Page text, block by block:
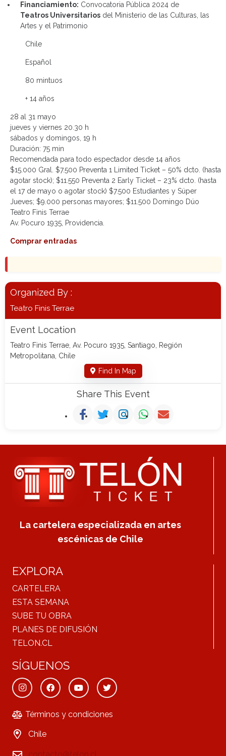
Financiamiento: Convocatoria Pública 2024 de
Teatros Universitarios del Ministerio de las Culturas, las
Artes y el Patrimonio
Chile
Español
80 mintuos
+ 14 años
28 al 31 mayo
jueves y viernes 20.30 h
sábados y domingos, 19 h
Duración: 75 min
Recomendada para todo espectador desde 14 años
$15.000 Gral. $7.500 Preventa 1 Limited Ticket – 50% dcto. (hasta
agotar stock); $11.550 Preventa 2 Early Ticket – 23% dcto. (hasta
el 17 de mayo o agotar stock) $7.500 Estudiantes y Súper
Jueves; $9.000 personas mayores; $11.500 Domingo Dúo
Teatro Finis Terrae
Av. Pocuro 1935, Providencia.
Comprar entradas
Organized By :
Teatro Finis Terrae
Event Location
Teatro Finis Terrae, Av. Pocuro 1935, Santiago, Región
Metropolitana, Chile
Find In Map
Share This Event
La cartelera especializada en artes
escénicas de Chile
EXPLORA
CARTELERA
ESTA SEMANA
SUBE TU OBRA
PLANES DE DIFUSIÓN
TELON.CL
SÍGUENOS
Términos y condiciones
Chile